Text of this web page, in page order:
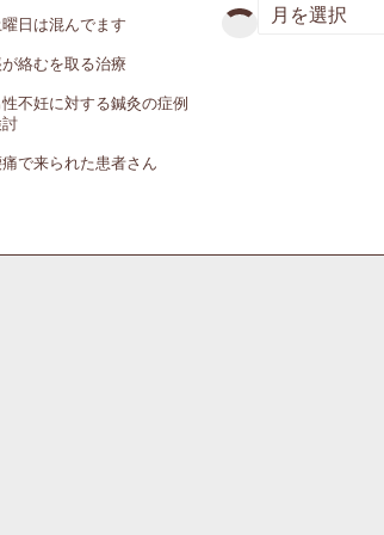
日は混んでます
絡むを取る治療
不妊に対する鍼灸の症例
で来られた患者さん